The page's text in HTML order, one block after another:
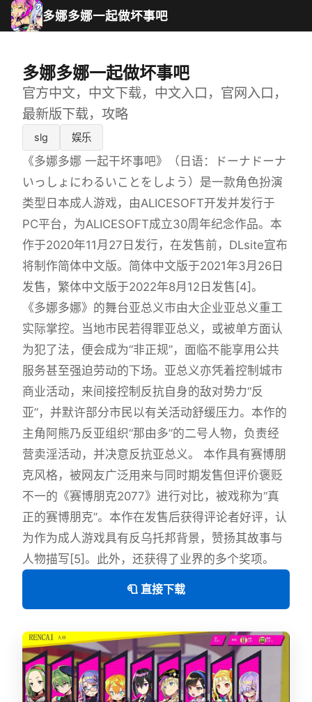
多娜多娜一起做坏事吧
多娜多娜一起做坏事吧
官方中文，中文下载，中文入口，官网入口，
最新版下载，攻略
slg 娱乐
《多娜多娜 一起干坏事吧》（日语：ドーナドーナ
いっしょにわるいことをしよう）是一款角色扮演
类型日本成人游戏，由ALICESOFT开发并发行于
PC平台，为ALICESOFT成立30周年纪念作品。本
作于2020年11月27日发行，在发售前，DLsite宣布
将制作简体中文版。简体中文版于2021年3月26日
发售，繁体中文版于2022年8月12日发售[4]。
《多娜多娜》的舞台亚总义市由大企业亚总义重工
实际掌控。当地市民若得罪亚总义，或被单方面认
为犯了法，便会成为“非正规”，面临不能享用公共
服务甚至强迫劳动的下场。亚总义亦凭着控制城市
商业活动，来间接控制反抗自身的敌对势力“反
亚”，并默许部分市民以有关活动舒缓压力。本作的
主角阿熊乃反亚组织“那由多”的二号人物，负责经
营卖淫活动，并决意反抗亚总义。 本作具有赛博朋
克风格，被网友广泛用来与同时期发售但评价褒贬
不一的《赛博朋克2077》进行对比，被戏称为“真
正的赛博朋克”。本作在发售后获得评论者好评，认
为作为成人游戏具有反乌托邦背景，赞扬其故事与
人物描写[5]。此外，还获得了业界的多个奖项。
🧻 直接下载